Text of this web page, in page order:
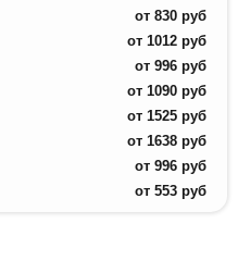
от 830 руб
от 1012 руб
от 996 руб
от 1090 руб
от 1525 руб
от 1638 руб
от 996 руб
от 553 руб